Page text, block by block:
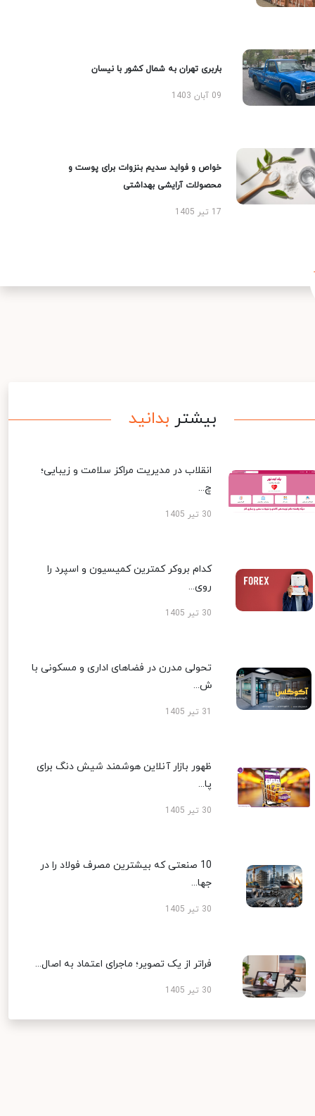
باربری تهران به شمال کشور با نیسان
09 آبان 1403
خواص و فواید سدیم بنزوات برای پوست و
محصولات آرایشی بهداشتی
17 تیر 1405
بیشتر بدانید
انقلاب در مدیریت مراکز سلامت و زیبایی؛
چ...
30 تیر 1405
کدام بروکر کمترین کمیسیون و اسپرد را
روی...
30 تیر 1405
تحولی مدرن در فضاهای اداری و مسکونی با
ش...
ظهور بازار آنلاین هوشمند شیش دنگ برای
پا...
30 تیر 1405
10 صنعتی که بیشترین مصرف فولاد را در
جها...
30 تیر 1405
فراتر از یک تصویر؛ ماجرای اعتماد به اصال...
30 تیر 1405